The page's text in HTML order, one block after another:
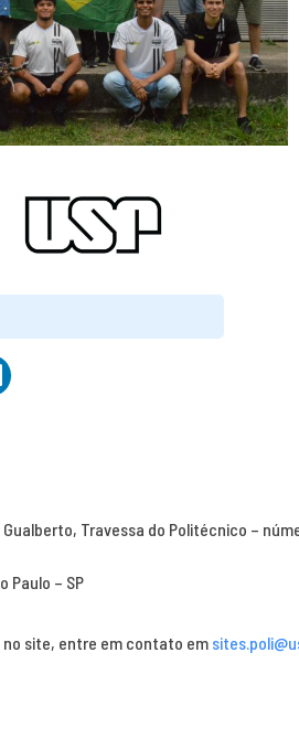
Travessa do Politécnico –
Paulo – SP
no site, entre em contato em